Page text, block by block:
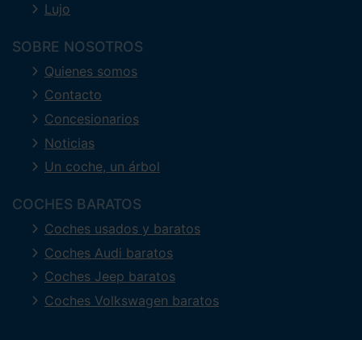
Lujo
SOBRE NOSOTROS
Quienes somos
Contacto
Concesionarios
Noticias
Un coche, un árbol
COCHES BARATOS
Coches usados y baratos
Coches Audi baratos
Coches Jeep baratos
Coches Volkswagen baratos